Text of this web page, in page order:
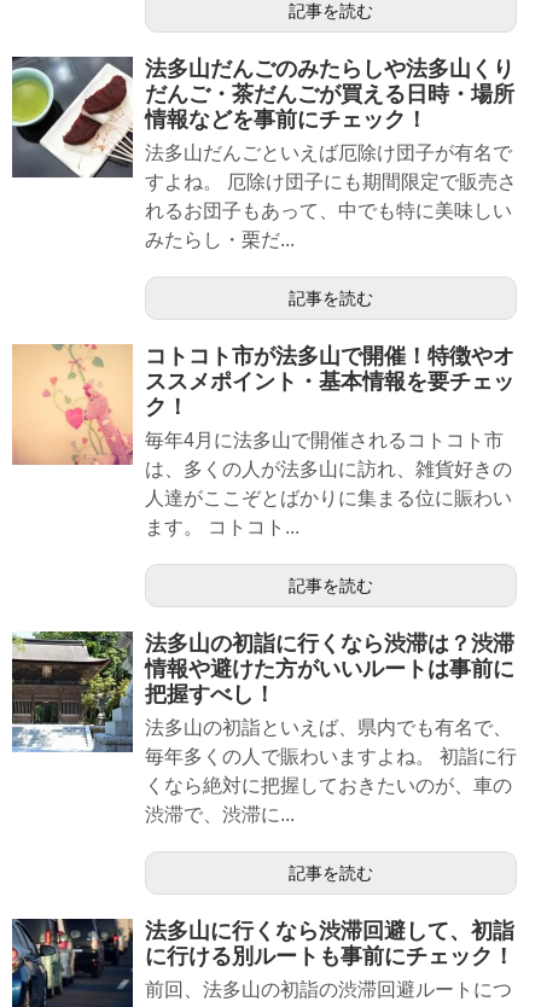
記事を読む
法多山だんごのみたらしや法多山くり
だんご・茶だんごが買える日時・場所
情報などを事前にチェック！
法多山だんごといえば厄除け団子が有名で
すよね。 厄除け団子にも期間限定で販売さ
れるお団子もあって、中でも特に美味しい
みたらし・栗だ...
記事を読む
コトコト市が法多山で開催！特徴やオ
ススメポイント・基本情報を要チェッ
ク！
毎年4月に法多山で開催されるコトコト市
は、多くの人が法多山に訪れ、雑貨好きの
人達がここぞとばかりに集まる位に賑わい
ます。 コトコト...
記事を読む
法多山の初詣に行くなら渋滞は？渋滞
情報や避けた方がいいルートは事前に
把握すべし！
法多山の初詣といえば、県内でも有名で、
毎年多くの人で賑わいますよね。 初詣に行
くなら絶対に把握しておきたいのが、車の
渋滞で、渋滞に...
記事を読む
法多山に行くなら渋滞回避して、初詣
に行ける別ルートも事前にチェック！
前回、法多山の初詣の渋滞回避ルートにつ